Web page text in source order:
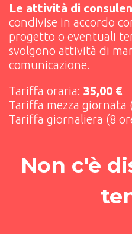
Le attività di
condivise in accordo
progetto o eventuali
svolgono attività di
comunicazione.
Tariffa oraria: 35,00 €
Tariffa mezza giornata
Tariffa giornaliera (8
Non c'è